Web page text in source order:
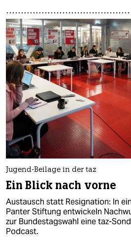
Jugend-Beilage in der taz
Ein Blick nach vorne
Austausch statt Resignation: In
Panter Stiftung entwickeln
zur Bundestagswahl eine taz-
Podcast.